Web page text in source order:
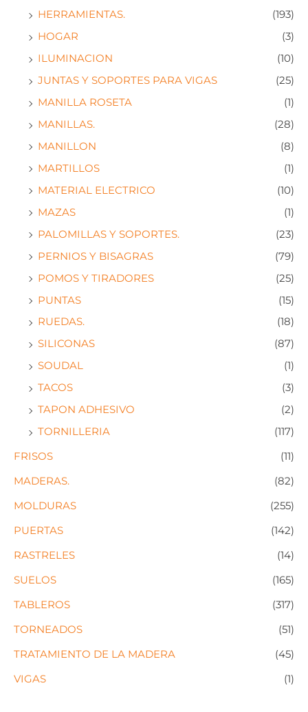
HERRAMIENTAS.
(193)
HOGAR
(3)
ILUMINACION
(10)
JUNTAS Y SOPORTES PARA VIGAS
(25)
MANILLA ROSETA
(1)
MANILLAS.
(28)
MANILLON
(8)
MARTILLOS
(1)
MATERIAL ELECTRICO
(10)
MAZAS
(1)
PALOMILLAS Y SOPORTES.
(23)
PERNIOS Y BISAGRAS
(79)
POMOS Y TIRADORES
(25)
PUNTAS
(15)
RUEDAS.
(18)
SILICONAS
(87)
SOUDAL
(1)
TACOS
(3)
TAPON ADHESIVO
(2)
TORNILLERIA
(117)
FRISOS
(11)
MADERAS.
(82)
MOLDURAS
(255)
PUERTAS
(142)
RASTRELES
(14)
SUELOS
(165)
TABLEROS
(317)
TORNEADOS
(51)
TRATAMIENTO DE LA MADERA
(45)
VIGAS
(1)